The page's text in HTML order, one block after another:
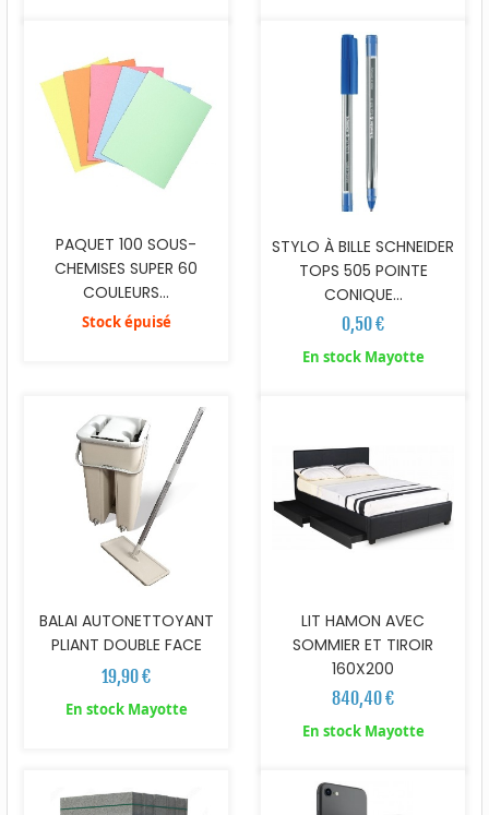
PAQUET 100 SOUS-
CHEMISES SUPER 60
COULEURS...
Stock épuisé
STYLO À BILLE SCHNEIDER
TOPS 505 POINTE
CONIQUE...
0,50 €
En stock Mayotte
BALAI AUTONETTOYANT
PLIANT DOUBLE FACE
19,90 €
En stock Mayotte
LIT HAMON AVEC
SOMMIER ET TIROIR
160X200
840,40 €
En stock Mayotte